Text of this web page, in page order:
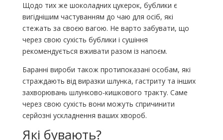
Щодо тих же шоколадних цукерок, бублики є
вигіднішим частуванням до чаю для осіб, які
стежать за своєю вагою. Не варто забувати, що
через свою сухість бублики і сушіння
рекомендується вживати разом із напоєм.
Баранні вироби також протипоказані особам, які
страждають від виразки шлунка, гастриту та інших
захворювань шлунково-кишкового тракту. Саме
через свою сухість вони можуть спричинити
серйозні ускладнення ваших хвороб.
Які бувають?